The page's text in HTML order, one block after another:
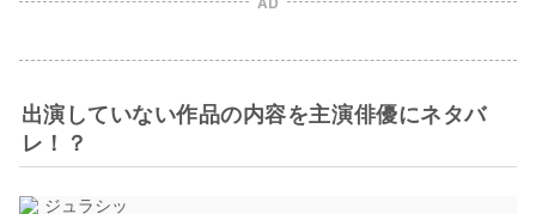
出演していない作品の内容を主演俳優にネタバ
レ！？